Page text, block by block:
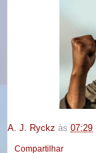
A. J. Ryckz às 07:29
Compartilhar